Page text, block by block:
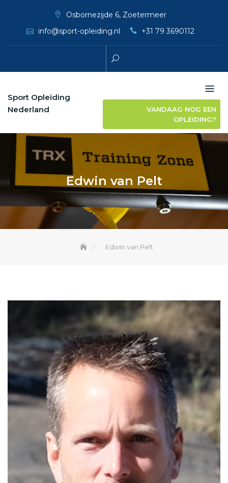
content
Osbornezijde 6, Zoetermeer
info@sport-opleiding.nl
+31 79 3690112
Sport Opleiding
Nederland
VANDAAG NOG EEN
OPLEIDING?
Edwin van Pelt
Edwin van Pelt